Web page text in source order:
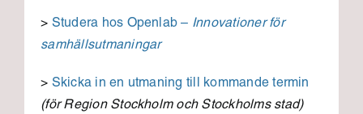
> Studera hos Openlab – Innovationer för
samhällsutmaningar
> Skicka in en utmaning till kommande termin
(för Region Stockholm och Stockholms stad)